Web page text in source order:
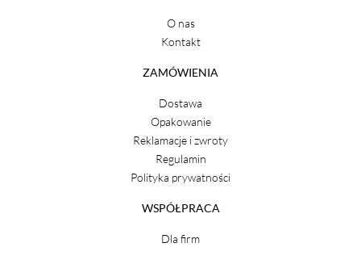
O nas
Kontakt
ZAMÓWIENIA
Dostawa
Opakowanie
Reklamacje i zwroty
Regulamin
Polityka prywatności
WSPÓŁPRACA
Dla firm